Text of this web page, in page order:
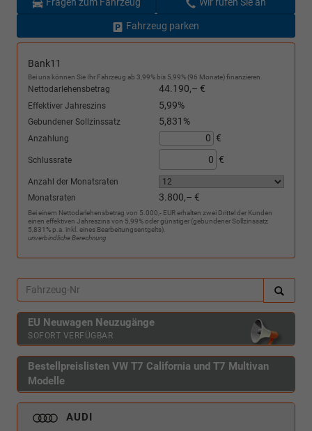
Fragen zum Fahrzeug Wir rufen Sie an
Fahrzeug parken
Bank11
Bei uns können Sie Ihr Fahrzeug ab 3,99% bis 5,99% (96 Monate) finanzieren.
Nettodarlehensbetrag 44.190,– €
Effektiver Jahreszins 5,99%
Gebundener Sollzinssatz 5,831%
Anzahlung €
Schlussrate €
Anzahl der Monatsraten
Monatsraten
3.800,– €
Bei einem Nettodarlehensbetrag von 5.000,- EUR erhalten zwei Drittel der Kunden
einen effektiven Jahreszins von 5,99% oder günstiger (gebundener Sollzinssatz
5,831% p.a. inkl. eines Bearbeitungsentgelts).
unverbindliche Berechnung
EU Neuwagen Neuzugänge
SOFORT VERFÜGBAR
Bestellpreislisten VW T7 California und T7 Multivan
Modelle
AUDI